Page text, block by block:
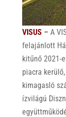
VISUS – A
felajánlott
kitűnő 2021-
piacra
kimagasló
ízvilágú